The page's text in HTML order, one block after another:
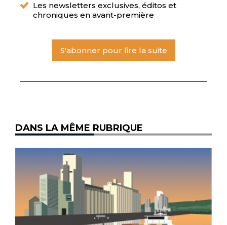
Les newsletters exclusives, éditos et
chroniques en avant-première
S'abonner pour lire la suite
DANS LA MÊME RUBRIQUE